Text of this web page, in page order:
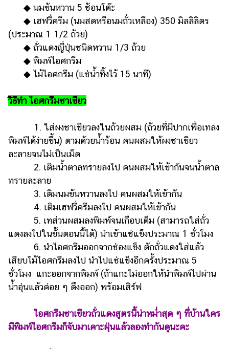
ราคา
ทอง
ราคา
น้ำมัน
วา
ตี้
แต่งงาน
แม่
และ
Infographic
บริการ
แอปฯ
กระปุก
ออนไลน์
เรียน
◆ นมข้นหวาน 5 ช้อนโต๊ะ
◆ เฮฟวี่ครีม (นมสดหรือนมถั่วเหลือง) 350 มิลลิลิตร
(ประมาณ 1 1/2 ถ้วย)
◆ ถั่วแดงญี่ปุ่นชนิดหวาน 1/3 ถ้วย
◆ พิมพ์ไอศกรีม
◆ ไม้ไอศกรีม (แช่น้ำทิ้งไว้ 15 นาที)
วิธีทำ ไอศกรีมชาเขียว
1. ใส่ผงชาเขียวลงในถ้วยผสม (ถ้วยที่มีปากเพื่อเทลง
พิมพ์ได้ง่ายขึ้น) ตามด้วยน้ำร้อน คนผสมให้ผงชาเขียว
ละลายจนไม่เป็นเม็ด
2. เติมน้ำตาลทรายลงไป คนผสมให้เข้ากันจนน้ำตาล
ทรายละลาย
3. เติมนมข้นหวานลงไป คนผสมให้เข้ากัน
4. เติมเฮฟวี่ครีมลงไป คนผสมให้เข้ากัน
5. เทส่วนผสมลงพิมพ์จนเกือบเต็ม (สามารถใส่ถั่ว
แดงลงไปในขั้นตอนนี้ได้) นำเข้าแช่แข็งประมาณ 1 ชั่วโมง
6. นำไอศกรีมออกจากช่องแข็ง ตักถั่วแดงใส่แล้ว
เสียบไม้ไอศกรีมลงไป นำไปแช่แข็งอีกครั้งประมาณ 5
ชั่วโมง แกะออกจากพิมพ์ (ถ้าแกะไม่ออกให้นำพิมพ์ไปผ่าน
น้ำอุ่นแล้วค่อย ๆ ดึงออก) พร้อมเสิร์ฟ
ไอศกรีมชาเขียวถั่วแดงสูตรนี้น่าหม่ำสุด ๆ ที่บ้านใคร
มีพิมพ์ไอศกรีมก็จับมาเคาะฝุ่นแล้วลองทำกันดูนะคะ